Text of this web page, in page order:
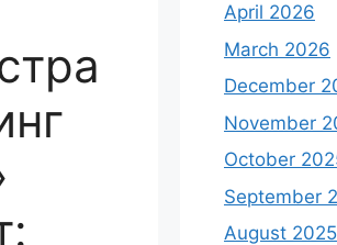
April 2026
March 2026
December
November
October
September
August 2025